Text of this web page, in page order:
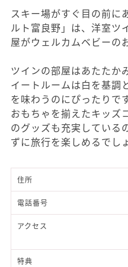
スキー場がすぐ目の前に
ルト富良野」は、洋室ツ
屋がウェルカムベビーの
ツインの部屋はあたたか
イートルームは白を基調
を味わうのにぴったりで
おもちゃを揃えたキッズ
のグッズも充実している
ずに旅行を楽しめるでし
住所
電話番号
アクセス
特典